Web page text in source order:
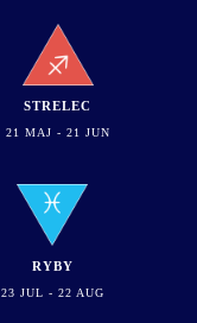
STRELEC
21 MAJ - 21 JUN
RYBY
23 JUL - 22 AUG